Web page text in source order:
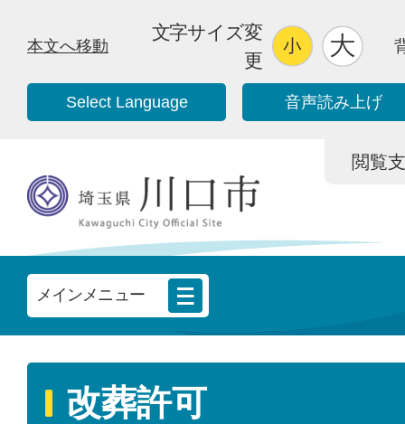
本文へ移動
文字サイズ変
更
Select Language 音声読み上げ
閲覧
メインメニュー
改葬許可